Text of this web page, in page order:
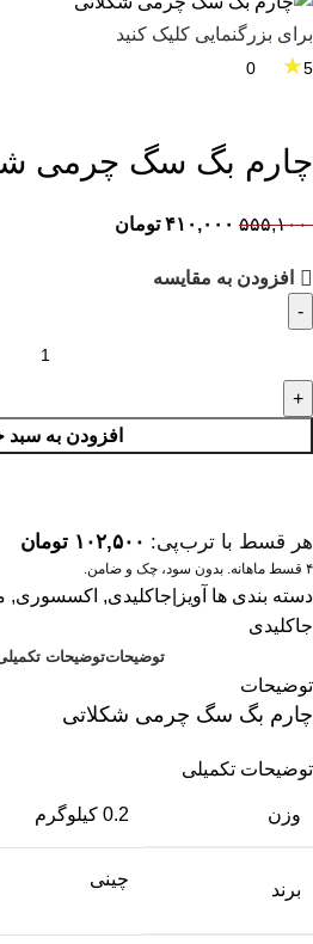
برای بزرگنمایی کلیک کنید
5
★
چارم بگ سگ چرمی
۵۵۵,۱۰۰ ۴۱۰,۰۰۰ تومان
افزودن به مقایسه
افزودن به سبد
هر قسط با ترب‌پی: ۱۰۲,۵۰۰ تومان
۴ قسط ماهانه. بدون سود، چک و ضامن.
دسته بندی ها آویز|جاکلیدی, اکسسوری,
جاکلیدی
توضیحاتتوضیحات
توضیحات
چارم بگ سگ چرمی شکلاتی
توضیحات تکمیلی
وزن 0.2 کیلوگرم
برند
چینی